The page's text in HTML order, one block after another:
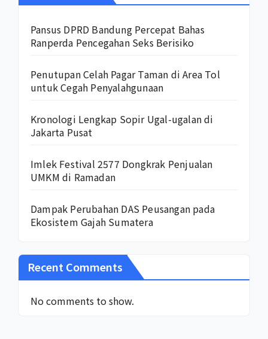
Pansus DPRD Bandung Percepat Bahas
Ranperda Pencegahan Seks Berisiko
Penutupan Celah Pagar Taman di Area Tol
untuk Cegah Penyalahgunaan
Kronologi Lengkap Sopir Ugal-ugalan di
Jakarta Pusat
Imlek Festival 2577 Dongkrak Penjualan
UMKM di Ramadan
Dampak Perubahan DAS Peusangan pada
Ekosistem Gajah Sumatera
Recent Comments
No comments to show.